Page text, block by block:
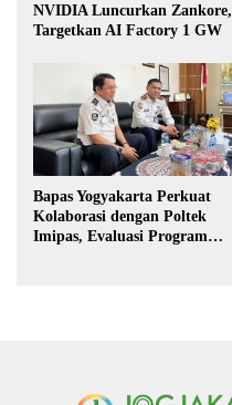
NVIDIA Luncurkan Zankore,
Targetkan AI Factory 1 GW
Bapas Yogyakarta Perkuat
Kolaborasi dengan Poltek
Imipas, Evaluasi Program